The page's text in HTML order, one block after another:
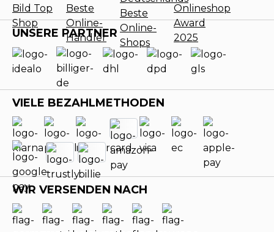
UNSERE PARTNER
VIELE BEZAHLMETHODEN
WIR VERSENDEN NACH